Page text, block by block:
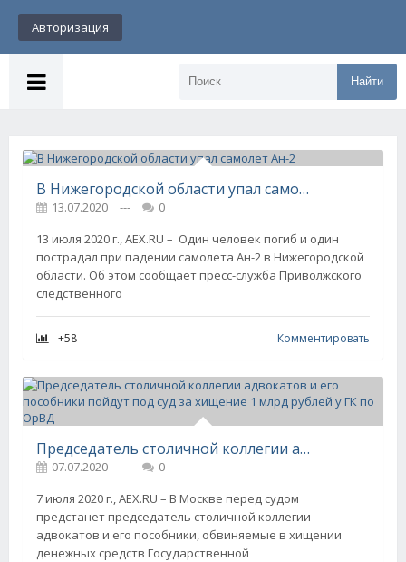
Авторизация
Найти
В Нижегородской области упал самолет Ан-2
13.07.2020 ---
0
13 июля 2020 г., AEX.RU – Один человек погиб и один
пострадал при падении самолета Ан-2 в Нижегородской
области. Об этом сообщает пресс-служба Приволжского
следственного
+58 Комментировать
Председатель столичной коллегии адвокатов и его пособники пойдут под суд за хищение 1 млрд рублей у ГК по ОрВД
07.07.2020 ---
0
7 июля 2020 г., AEX.RU – В Москве перед судом
предстанет председатель столичной коллегии
адвокатов и его пособники, обвиняемые в хищении
денежных средств Государственной